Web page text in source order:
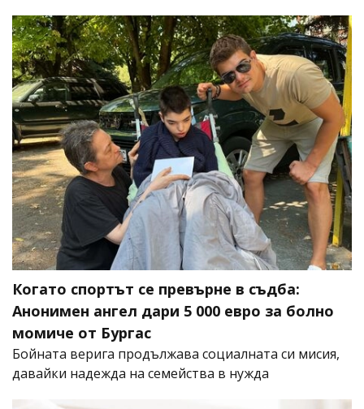
Когато спортът се превърне в съдба:
Анонимен ангел дари 5 000 евро за болно
момиче от Бургас
Бойната верига продължава социалната си мисия,
давайки надежда на семейства в нужда